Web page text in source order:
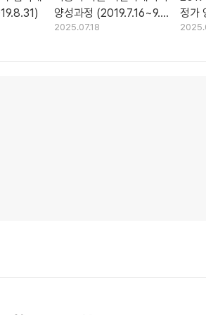
양성과정 (2019.7.16~9.5
/ 총15회)
2025.07.18
정가